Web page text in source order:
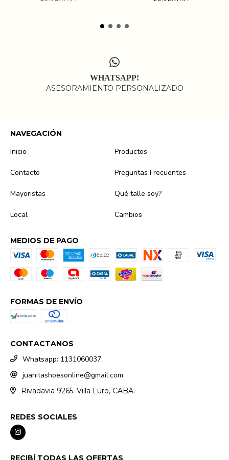
WHATSAPP!
ASESORAMIENTO PERSONALIZADO
NAVEGACIÓN
Inicio Productos
Contacto Preguntas Frecuentes
Mayoristas Qué talle soy?
Local Cambios
MEDIOS DE PAGO
FORMAS DE ENVÍO
CONTACTANOS
Whatsapp: 1131060037.
juanitashoesonline@gmail.com
Rivadavia 9265. Villa Luro, CABA.
REDES SOCIALES
RECIBÍ TODAS LAS OFERTAS